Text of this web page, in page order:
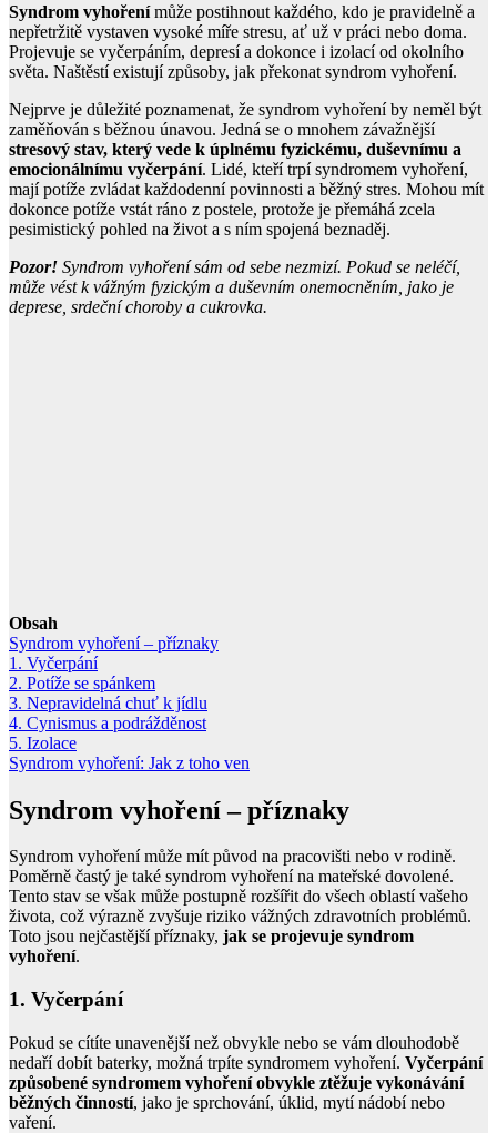
Syndrom vyhořenímůže postihnout každého, kdo je pravidelně a
nepřetržitě vystaven vysoké míře stresu, ať už v práci nebo doma.
Projevuje se vyčerpáním, depresí a dokonce i izolací od okolního
světa. Naštěstí existují způsoby, jak překonat syndrom vyhoření.
Nejprve je důležité poznamenat, že syndrom vyhoření by neměl být
zaměňován s běžnou únavou. Jedná se o mnohem závažnější
stresový stav, který vede k úplnému fyzickému, duševnímu a
emocionálnímu vyčerpání. Lidé, kteří trpí syndromem vyhoření,
mají potíže zvládat každodenní povinnosti a běžný stres. Mohou mít
dokonce potíže vstát ráno z postele, protože je přemáhá zcela
pesimistický pohled na život a s ním spojená beznaděj.
Pozor! Syndrom vyhoření sám od sebe nezmizí. Pokud se neléčí,
může vést k vážným fyzickým a duševním onemocněním, jako je
deprese, srdeční choroby a cukrovka.
Obsah
Syndrom vyhoření – příznaky
1. Vyčerpání
2. Potíže se spánkem
3. Nepravidelná chuť k jídlu
4. Cynismus a podrážděnost
5. Izolace
Syndrom vyhoření: Jak z toho ven
Syndrom vyhoření – příznaky
Syndrom vyhoření může mít původ na pracovišti nebo v rodině.
Poměrně častý je také syndrom vyhoření na mateřské dovolené.
Tento stav se však může postupně rozšířit do všech oblastí vašeho
života, což výrazně zvyšuje riziko vážných zdravotních problémů.
Toto jsou nejčastější příznaky, jak se projevuje syndrom
vyhoření.
1. Vyčerpání
Pokud se cítíte unavenější než obvykle nebo se vám dlouhodobě
nedaří dobít baterky, možná trpíte syndromem vyhoření. Vyčerpání
způsobené syndromem vyhoření obvykle ztěžuje vykonávání
běžných činností, jako je sprchování, úklid, mytí nádobí nebo
vaření.